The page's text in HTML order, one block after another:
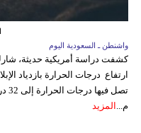
واشنطن ـ السعودية اليوم
كشفت دراسة أمريكية حديثة،
ارتفاع درجات الحرارة بازدياد
م...
المزيد